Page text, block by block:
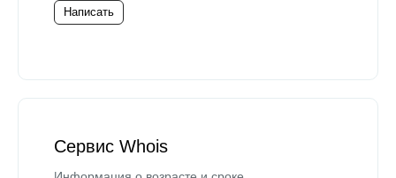
Написать
Сервис Whois